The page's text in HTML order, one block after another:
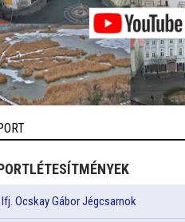
Ifj. Ocskay Gábor Jégcsarnok